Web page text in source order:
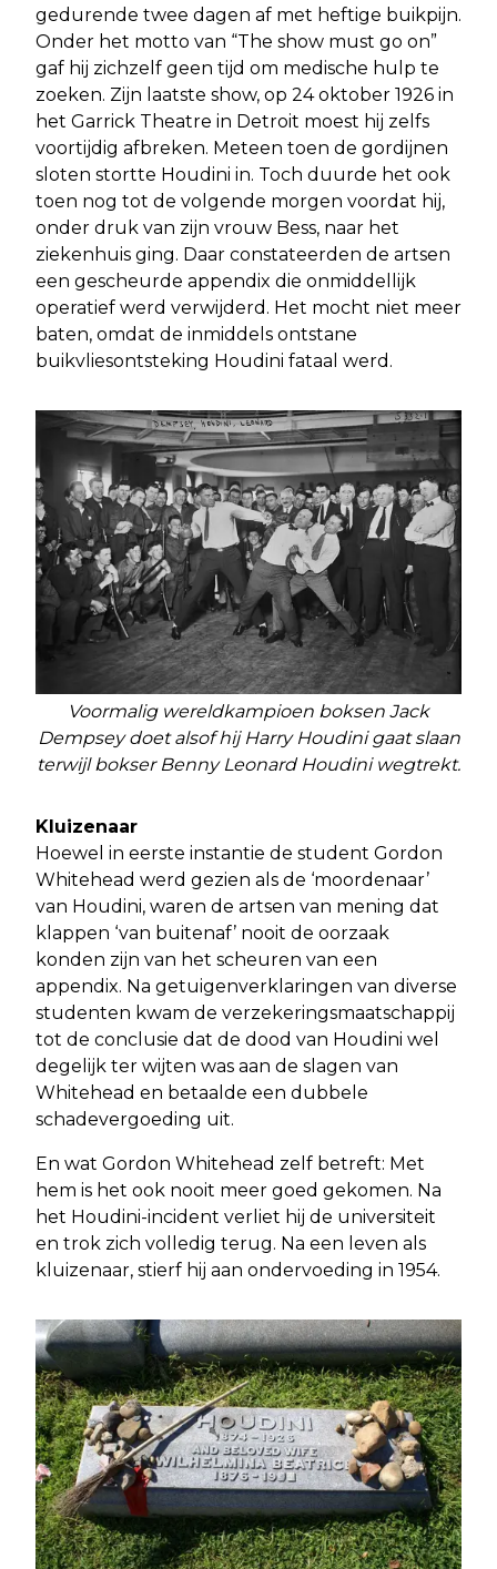
gedurende twee dagen af met heftige buikpijn.
Onder het motto van “The show must go on”
gaf hij zichzelf geen tijd om medische hulp te
zoeken. Zijn laatste show, op 24 oktober 1926 in
het Garrick Theatre in Detroit moest hij zelfs
voortijdig afbreken. Meteen toen de gordijnen
sloten stortte Houdini in. Toch duurde het ook
toen nog tot de volgende morgen voordat hij,
onder druk van zijn vrouw Bess, naar het
ziekenhuis ging. Daar constateerden de artsen
een gescheurde appendix die onmiddellijk
operatief werd verwijderd. Het mocht niet meer
baten, omdat de inmiddels ontstane
buikvliesontsteking Houdini fataal werd.
Voormalig wereldkampioen boksen Jack
Dempsey doet alsof hij Harry Houdini gaat slaan
terwijl bokser Benny Leonard Houdini wegtrekt.
Kluizenaar
Hoewel in eerste instantie de student Gordon
Whitehead werd gezien als de ‘moordenaar’
van Houdini, waren de artsen van mening dat
klappen ‘van buitenaf’ nooit de oorzaak
konden zijn van het scheuren van een
appendix. Na getuigenverklaringen van diverse
studenten kwam de verzekeringsmaatschappij
tot de conclusie dat de dood van Houdini wel
degelijk ter wijten was aan de slagen van
Whitehead en betaalde een dubbele
schadevergoeding uit.
En wat Gordon Whitehead zelf betreft: Met
hem is het ook nooit meer goed gekomen. Na
het Houdini-incident verliet hij de universiteit
en trok zich volledig terug. Na een leven als
kluizenaar, stierf hij aan ondervoeding in 1954.